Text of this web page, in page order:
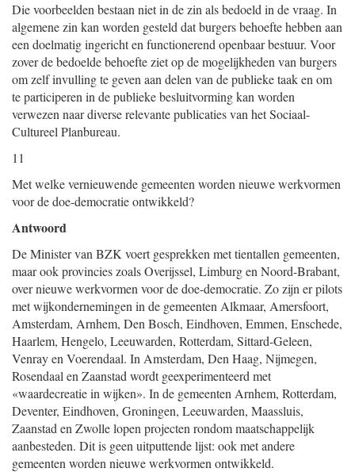
Die voorbeelden bestaan niet in de zin als bedoeld in de vraag. In
algemene zin kan worden gesteld dat burgers behoefte hebben aan
een doelmatig ingericht en functionerend openbaar bestuur. Voor
zover de bedoelde behoefte ziet op de mogelijkheden van burgers
om zelf invulling te geven aan delen van de publieke taak en om
te participeren in de publieke besluitvorming kan worden
verwezen naar diverse relevante publicaties van het Sociaal-
Cultureel Planbureau.
11
Met welke vernieuwende gemeenten worden nieuwe werkvormen
voor de doe-democratie ontwikkeld?
Antwoord
De Minister van BZK voert gesprekken met tientallen gemeenten,
maar ook provincies zoals Overijssel, Limburg en Noord-Brabant,
over nieuwe werkvormen voor de doe-democratie. Zo zijn er pilots
met wijkondernemingen in de gemeenten Alkmaar, Amersfoort,
Amsterdam, Arnhem, Den Bosch, Eindhoven, Emmen, Enschede,
Haarlem, Hengelo, Leeuwarden, Rotterdam, Sittard-Geleen,
Venray en Voerendaal. In Amsterdam, Den Haag, Nijmegen,
Rosendaal en Zaanstad wordt geexperimenteerd met
«waardecreatie in wijken». In de gemeenten Arnhem, Rotterdam,
Deventer, Eindhoven, Groningen, Leeuwarden, Maassluis,
Zaanstad en Zwolle lopen projecten rondom maatschappelijk
aanbesteden. Dit is geen uitputtende lijst: ook met andere
gemeenten worden nieuwe werkvormen ontwikkeld.